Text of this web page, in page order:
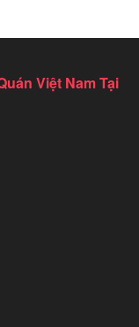
Việt Nam Tại